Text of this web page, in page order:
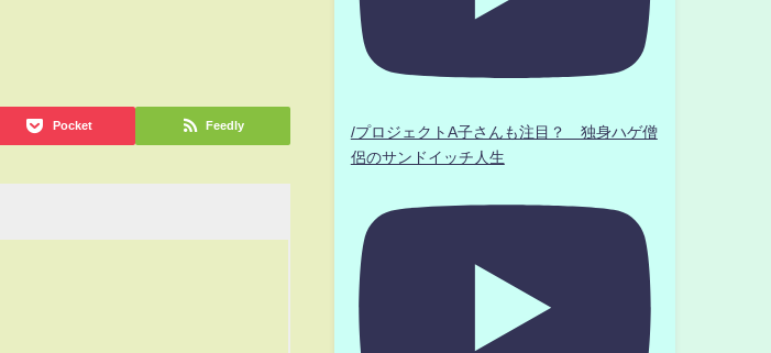
Pocket Feedly
/プロジェクトA子さんも注目？ 独身ハゲ僧
侶のサンドイッチ人生